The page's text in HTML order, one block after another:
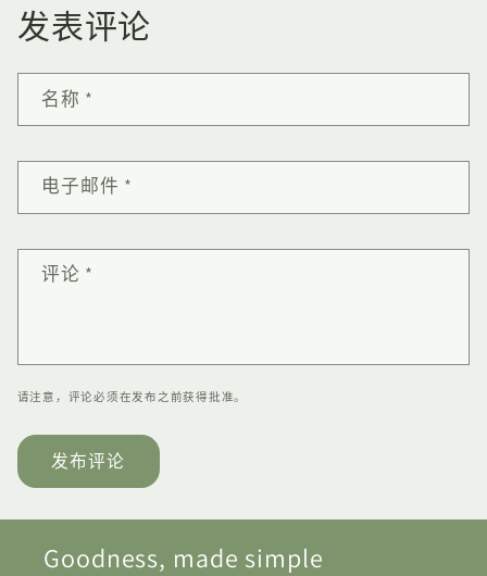
发表评论
名称 *
电子邮件 *
评论 *
请注意，评论必须在发布之前获得批准。
Goodness, made simple